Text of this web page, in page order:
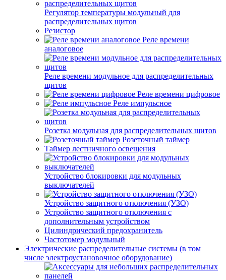
Регулятор температуры модульный для
распределительных щитов
Резистор
Реле времени
аналоговое
Реле времени модульное для распределительных
щитов
Реле времени цифровое
Реле импульсное
Розетка модульная для распределительных щитов
Розеточный таймер
Таймер лестничного освещения
Устройство блокировки для модульных
выключателей
Устройство защитного отключения (УЗО)
Устройство защитного отключения с
дополнительным устройством
Цилиндрический предохранитель
Частотомер модульный
Электрические распределительные системы (в том
числе электроустановочное оборудование)